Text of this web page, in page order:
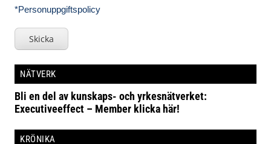
*Personuppgiftspolicy
Skicka
NÄTVERK
Bli en del av kunskaps- och yrkesnätverket:
Executiveeffect – Member klicka här!
KRÖNIKA